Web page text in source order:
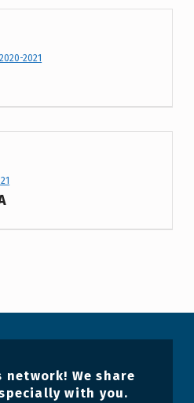
2021
We share
with you.